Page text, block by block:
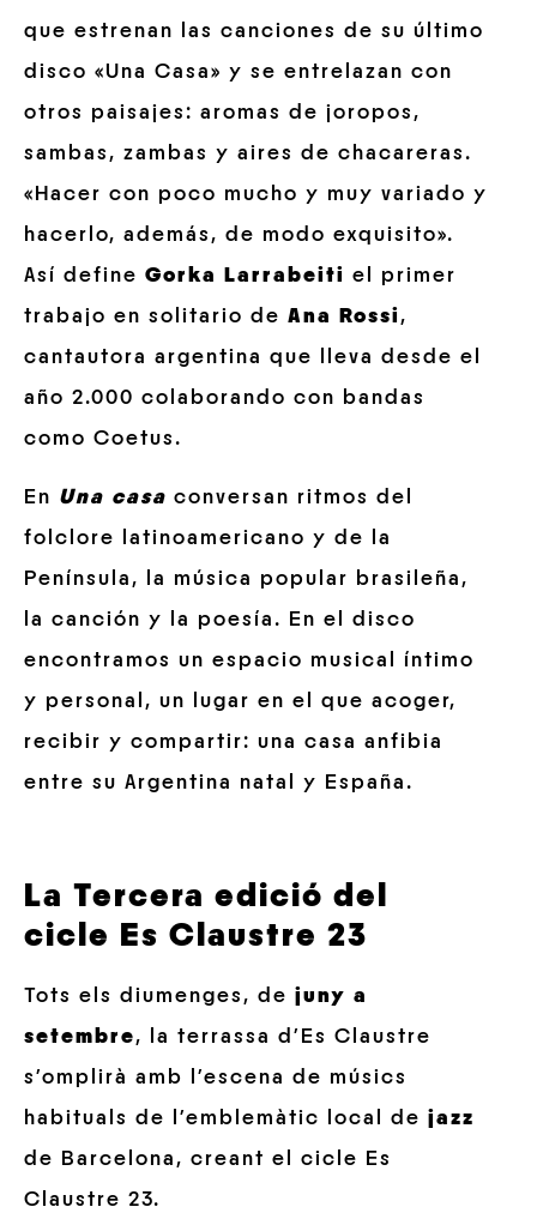
que estrenan las canciones de su último
disco «Una Casa» y se entrelazan con
otros paisajes: aromas de joropos,
sambas, zambas y aires de chacareras.
«Hacer con poco mucho y muy variado y
hacerlo, además, de modo exquisito».
Así define Gorka Larrabeiti el primer
trabajo en solitario de Ana Rossi,
cantautora argentina que lleva desde el
año 2.000 colaborando con bandas
como Coetus.
En Una casa conversan ritmos del
folclore latinoamericano y de la
Península, la música popular brasileña,
la canción y la poesía. En el disco
encontramos un espacio musical íntimo
y personal, un lugar en el que acoger,
recibir y compartir: una casa anfibia
entre su Argentina natal y España.
La Tercera edició del
cicle Es Claustre 23
Tots els diumenges, de juny a
setembre, la terrassa d’Es Claustre
s’omplirà amb l’escena de músics
habituals de l’emblemàtic local de jazz
de Barcelona, creant el cicle Es
Claustre 23.